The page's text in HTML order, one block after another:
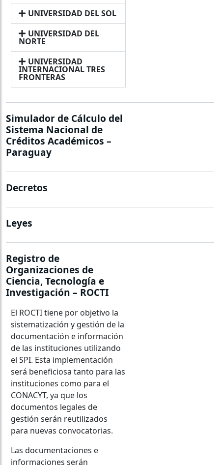
UNIVERSIDAD DEL SOL
UNIVERSIDAD DEL
NORTE
UNIVERSIDAD
INTERNACIONAL TRES
FRONTERAS
Simulador de Cálculo del
Sistema Nacional de
Créditos Académicos –
Paraguay
Decretos
Leyes
Registro de
Organizaciones de
Ciencia, Tecnología e
Investigación – ROCTI
El ROCTI tiene por objetivo la
sistematización y gestión de la
documentación e información
de las instituciones utilizando
el SPI. Esta implementación
será beneficiosa tanto para las
instituciones como para el
CONACYT, ya que los
documentos legales de
gestión serán reutilizados
para nuevas convocatorias.
Las documentaciones e
informaciones serán